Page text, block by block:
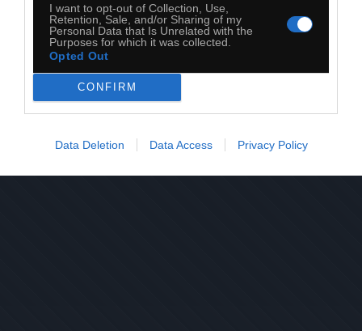
I want to opt-out of Collection, Use,
Retention, Sale, and/or Sharing of my
Personal Data that Is Unrelated with the
Purposes for which it was collected.
Opted Out
CONFIRM
Data Deletion Data Access Privacy Policy
32
Kopiuj link